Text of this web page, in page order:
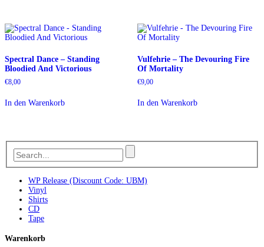
Spectral Dance – Standing
Bloodied And Victorious
€8,00
In den Warenkorb
Vulfehrie – The Devouring Fire
Of Mortality
€9,00
In den Warenkorb
WP Release (Discount Code: UBM)
Vinyl
Shirts
CD
Tape
Warenkorb